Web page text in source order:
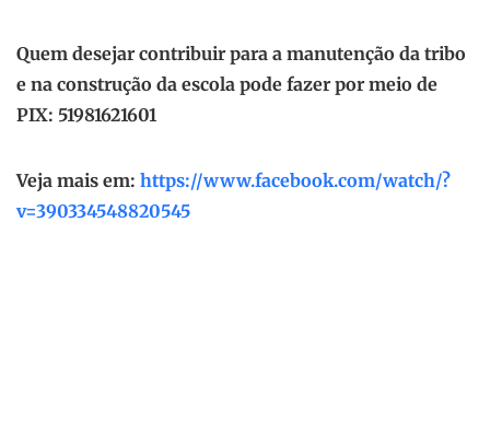
Quem desejar contribuir para a manutenção da tribo
e na construção da escola pode fazer por meio de
PIX: 51981621601
Veja mais em: https://www.facebook.com/watch/?
v=390334548820545